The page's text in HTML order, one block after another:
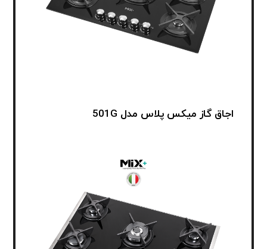
اجاق گاز میکس پلاس مدل 501G